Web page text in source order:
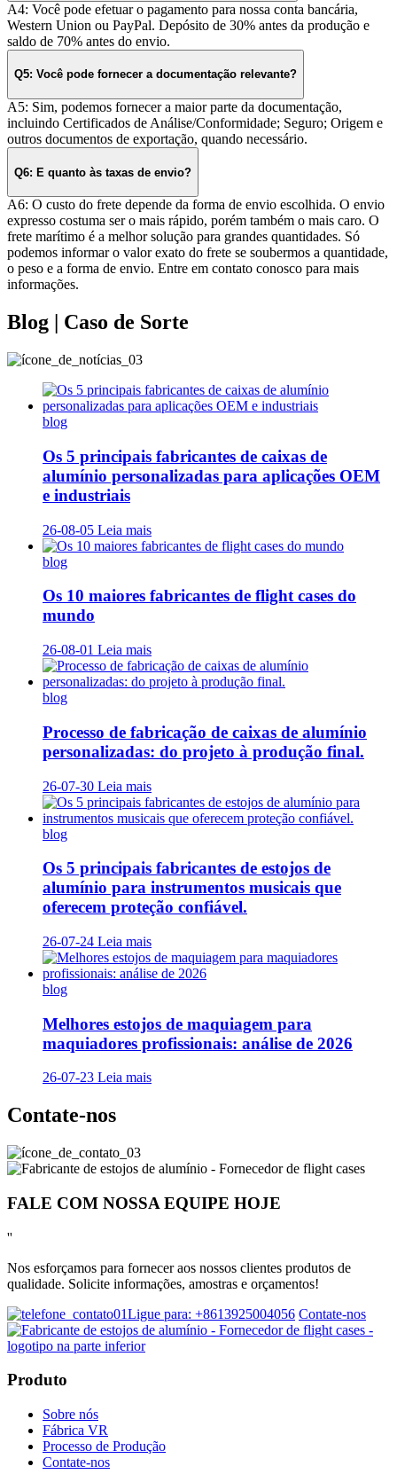
A4: Você pode efetuar o pagamento para nossa conta bancária,
Western Union ou PayPal. Depósito de 30% antes da produção e
saldo de 70% antes do envio.
Q5: Você pode fornecer a documentação relevante?
A5: Sim, podemos fornecer a maior parte da documentação,
incluindo Certificados de Análise/Conformidade; Seguro; Origem e
outros documentos de exportação, quando necessário.
Q6: E quanto às taxas de envio?
A6: O custo do frete depende da forma de envio escolhida. O envio
expresso costuma ser o mais rápido, porém também o mais caro. O
frete marítimo é a melhor solução para grandes quantidades. Só
podemos informar o valor exato do frete se soubermos a quantidade,
o peso e a forma de envio. Entre em contato conosco para mais
informações.
Blog | Caso de Sorte
blog
Os 5 principais fabricantes de caixas de
alumínio personalizadas para aplicações OEM
e industriais
26-08-05 Leia mais
blog
Os 10 maiores fabricantes de flight cases do
mundo
26-08-01 Leia mais
blog
Processo de fabricação de caixas de alumínio
personalizadas: do projeto à produção final.
26-07-30 Leia mais
blog
Os 5 principais fabricantes de estojos de
alumínio para instrumentos musicais que
oferecem proteção confiável.
26-07-24 Leia mais
blog
Melhores estojos de maquiagem para
maquiadores profissionais: análise de 2026
26-07-23 Leia mais
Contate-nos
FALE COM NOSSA EQUIPE HOJE
''
Nos esforçamos para fornecer aos nossos clientes produtos de
qualidade. Solicite informações, amostras e orçamentos!
Ligue para: +8613925004056 Contate-nos
Produto
Sobre nós
Fábrica VR
Processo de Produção
Contate-nos